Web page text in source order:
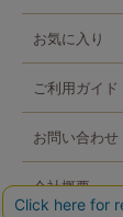
お気に入り
ご利用ガイド
お問い合わせ
会社概要